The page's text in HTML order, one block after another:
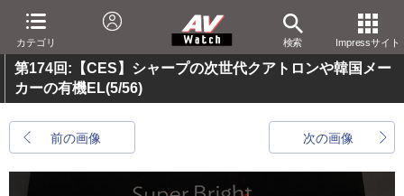
カテゴリ 検索 Impressサイト
第174回:【CES】シャープの次世代クアトロンや韓国メー
カーの有機EL(5/56)
前の画像 次の画像